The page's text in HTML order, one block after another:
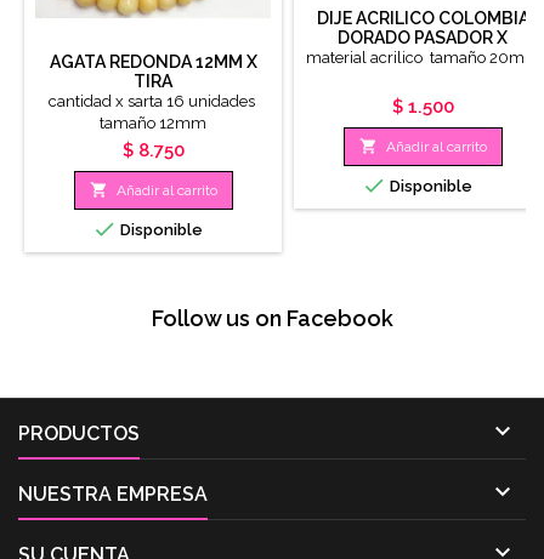
AGATA REDONDA 12MM X
TIRA
cantidad x sarta 16 unidades
tamaño 12mm
Precio
$ 8.750
 Añadir al carrito
 Disponible
DIJE ACRILICO COLOMBIA
DORADO PASADOR X
UNIDAD
material acrilico tamaño 20mm
Precio
$ 1.500
 Añadir al carrito
 Disponible
Follow us on Facebook
PRODUCTOS 
NUESTRA EMPRESA 
